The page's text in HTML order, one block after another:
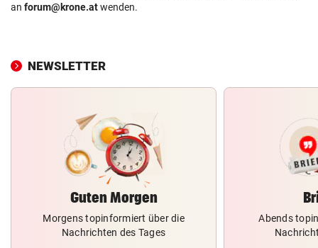
an forum@krone.atwenden.
NEWSLETTER
Guten Morgen
Morgens topinformiert über die
Nachrichten des Tages
Abends